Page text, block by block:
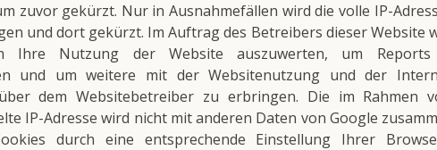
zuvor gekürzt. Nur in Ausnahmefällen wird die volle IP-
und dort gekürzt. Im Auftrag des Betreibers dieser Website
Ihre Nutzung der Website auszuwerten, um
und um weitere mit der Websitenutzung und der
dem Websitebetreiber zu erbringen. Die im Rahmen
IP-Adresse wird nicht mit anderen Daten von Google
durch eine entsprechende Einstellung Ihrer